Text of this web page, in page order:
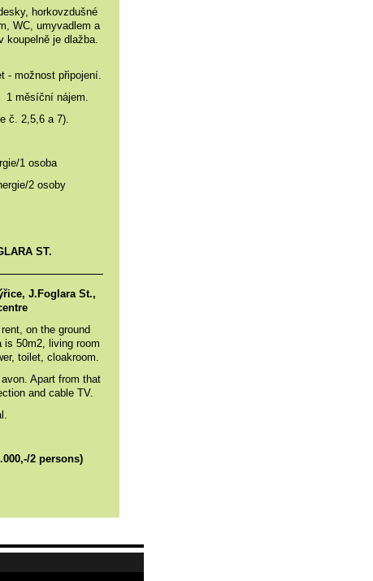
horkovzdušné
WC, umyvadlem a
koupelně je dlažba.
- možnost připojení.
1 měsíční nájem.
č. 2,5,6 a 7).
1 osoba
2 osoby
ST.
J.Foglara St.,
on the ground
is 50m2, living room
toilet, cloakroom.
Apart from that
and cable TV.
2 persons)